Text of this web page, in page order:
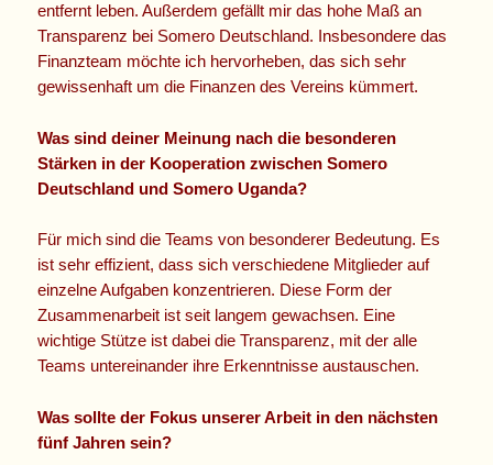
entfernt leben. Außerdem gefällt mir das hohe Maß an
Transparenz bei Somero Deutschland. Insbesondere das
Finanzteam möchte ich hervorheben, das sich sehr
gewissenhaft um die Finanzen des Vereins kümmert.
Was sind deiner Meinung nach die besonderen
Stärken in der Kooperation zwischen Somero
Deutschland und Somero Uganda?
Für mich sind die Teams von besonderer Bedeutung. Es
ist sehr effizient, dass sich verschiedene Mitglieder auf
einzelne Aufgaben konzentrieren. Diese Form der
Zusammenarbeit ist seit langem gewachsen. Eine
wichtige Stütze ist dabei die Transparenz, mit der alle
Teams untereinander ihre Erkenntnisse austauschen.
Was sollte der Fokus unserer Arbeit in den nächsten
fünf Jahren sein?